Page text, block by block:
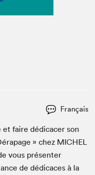
Français
faire dédi­cac­er son
» chez MICHEL
vous présen­ter
de dédi­caces à la